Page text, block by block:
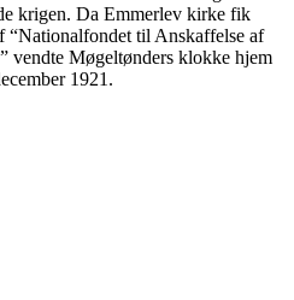
krigen. Da Emmerlev kirke fik
til Anskaffelse af
vendte Møgeltønders klokke hjem
1921.